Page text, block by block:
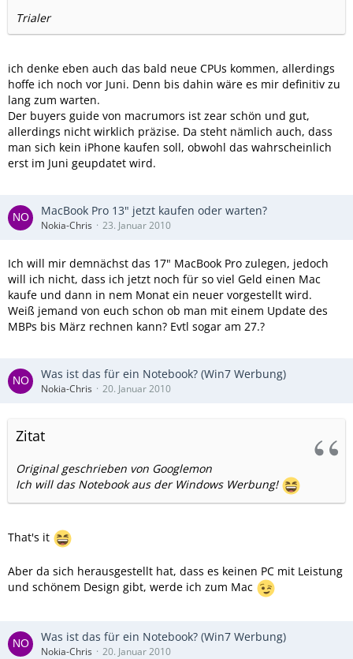
Trialer
ich denke eben auch das bald neue CPUs kommen, allerdings
hoffe ich noch vor Juni. Denn bis dahin wäre es mir definitiv zu
lang zum warten.
Der buyers guide von macrumors ist zear schön und gut,
allerdings nicht wirklich präzise. Da steht nämlich auch, dass
man sich kein iPhone kaufen soll, obwohl das wahrscheinlich
erst im Juni geupdatet wird.
MacBook Pro 13" jetzt kaufen oder warten?
Nokia-Chris 23. Januar 2010
Ich will mir demnächst das 17" MacBook Pro zulegen, jedoch
will ich nicht, dass ich jetzt noch für so viel Geld einen Mac
kaufe und dann in nem Monat ein neuer vorgestellt wird.
Weiß jemand von euch schon ob man mit einem Update des
MBPs bis März rechnen kann? Evtl sogar am 27.?
Was ist das für ein Notebook? (Win7 Werbung)
Nokia-Chris 20. Januar 2010
Zitat
Original geschrieben von Googlemon
Ich will das Notebook aus der Windows Werbung!
That's it
Aber da sich herausgestellt hat, dass es keinen PC mit Leistung
und schönem Design gibt, werde ich zum Mac
Was ist das für ein Notebook? (Win7 Werbung)
Nokia-Chris 20. Januar 2010